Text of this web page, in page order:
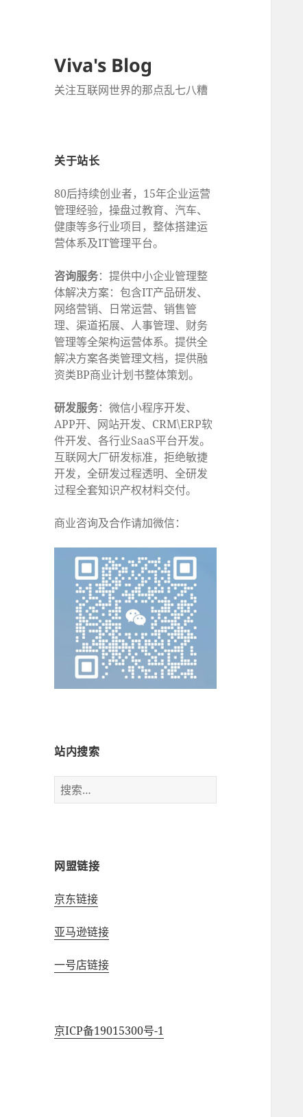
Viva's Blog
关注互联网世界的那点乱七八糟
关于站长
80后持续创业者，15年企业运营
管理经验，操盘过教育、汽车、
健康等多行业项目，整体搭建运
营体系及IT管理平台。
咨询服务：提供中小企业管理整
体解决方案：包含IT产品研发、
网络营销、日常运营、销售管
理、渠道拓展、人事管理、财务
管理等全架构运营体系。提供全
解决方案各类管理文档，提供融
资类BP商业计划书整体策划。
研发服务：微信小程序开发、
APP开、网站开发、CRM\ERP软
件开发、各行业SaaS平台开发。
互联网大厂研发标准，拒绝敏捷
开发，全研发过程透明、全研发
过程全套知识产权材料交付。
商业咨询及合作请加微信：
站内搜索
搜
索：
网盟链接
京东链接
亚马逊链接
一号店链接
京ICP备19015300号-1